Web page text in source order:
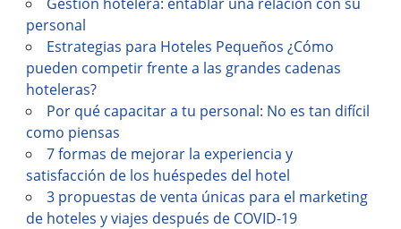
personal
Estrategias para Hoteles Pequeños ¿Cómo
pueden competir frente a las grandes cadenas
hoteleras?
Por qué capacitar a tu personal: No es tan difícil
como piensas
7 formas de mejorar la experiencia y
satisfacción de los huéspedes del hotel
3 propuestas de venta únicas para el marketing
de hoteles y viajes después de COVID-19